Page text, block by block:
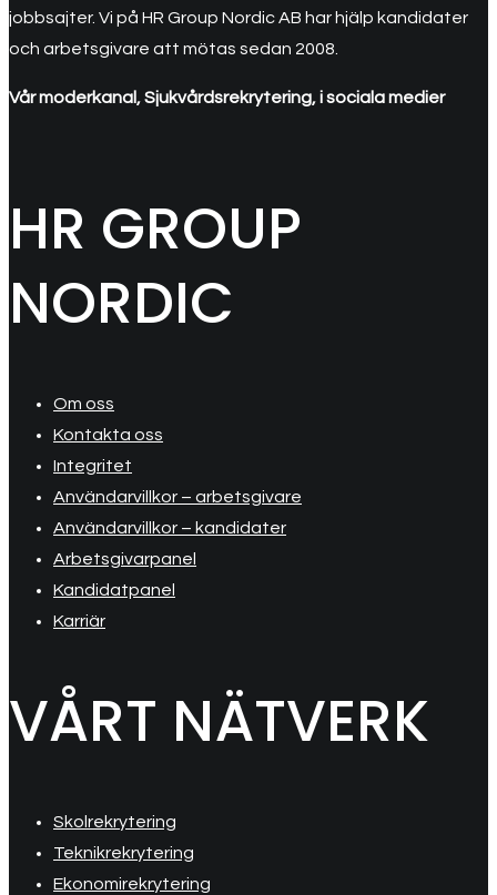
jobbsajter. Vi på HR Group Nordic AB har hjälp kandidater
och arbetsgivare att mötas sedan 2008.
Vår moderkanal, Sjukvårdsrekrytering, i sociala medier
HR GROUP
NORDIC
Om oss
Kontakta oss
Integritet
Användarvillkor – arbetsgivare
Användarvillkor – kandidater
Arbetsgivarpanel
Kandidatpanel
Karriär
VÅRT NÄTVERK
Skolrekrytering
Teknikrekrytering
Ekonomirekrytering